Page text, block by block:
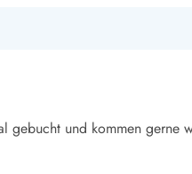
gebucht und kommen gerne